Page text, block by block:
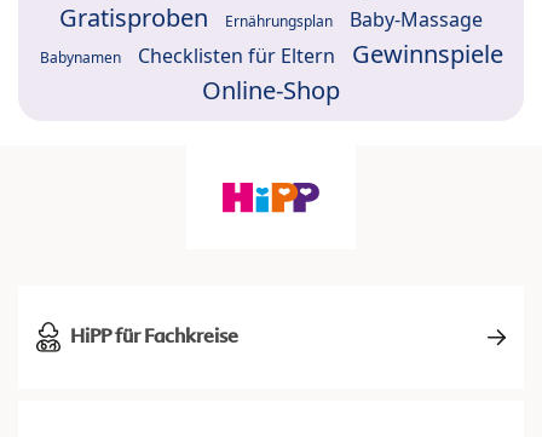
Gratisproben Ernährungsplan Baby-Massage
Babynamen Checklisten für Eltern
Gewinnspiele
Online-Shop
HiPP für Fachkreise